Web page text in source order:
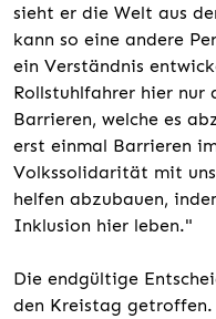
sieht er die Welt aus
kann so eine andere
ein Verständnis
Rollstuhlfahrer hier nur
Barrieren, welche es
erst einmal Barrieren
Volkssolidarität mit
helfen abzubauen,
Inklusion hier leben."
Die endgültige
den Kreistag